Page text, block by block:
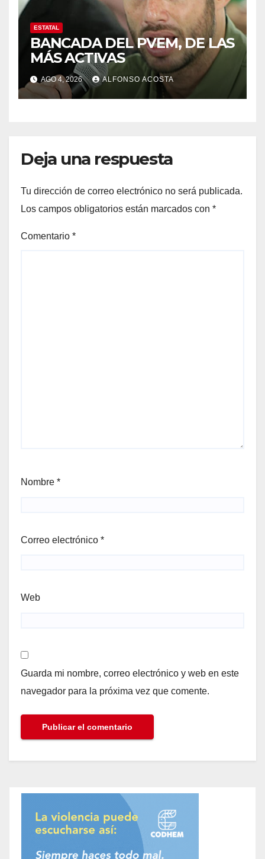
ESTATAL
BANCADA DEL PVEM, DE LAS
MÁS ACTIVAS
AGO 4, 2026 ALFONSO ACOSTA
Deja una respuesta
Tu dirección de correo electrónico no será publicada.
Los campos obligatorios están marcados con *
Comentario *
Nombre *
Correo electrónico *
Web
Guarda mi nombre, correo electrónico y web en este
navegador para la próxima vez que comente.